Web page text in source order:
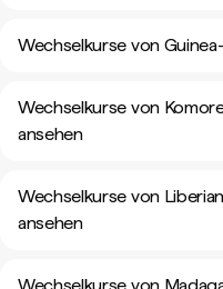
Wechselkurse von
Wechselkurse von
ansehen
Wechselkurse von
ansehen